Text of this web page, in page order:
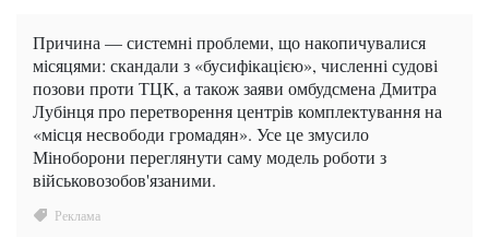
Причина — системні проблеми, що накопичувалися
місяцями: скандали з «бусифікацією», численні судові
позови проти ТЦК, а також заяви омбудсмена Дмитра
Лубінця про перетворення центрів комплектування на
«місця несвободи громадян». Усе це змусило
Міноборони переглянути саму модель роботи з
військовозобов'язаними.